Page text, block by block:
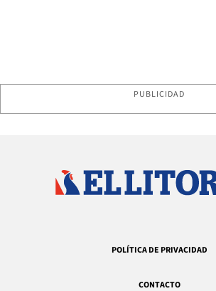
PUBLICIDAD
POLÍTICA DE PRIVACIDAD
CONTACTO